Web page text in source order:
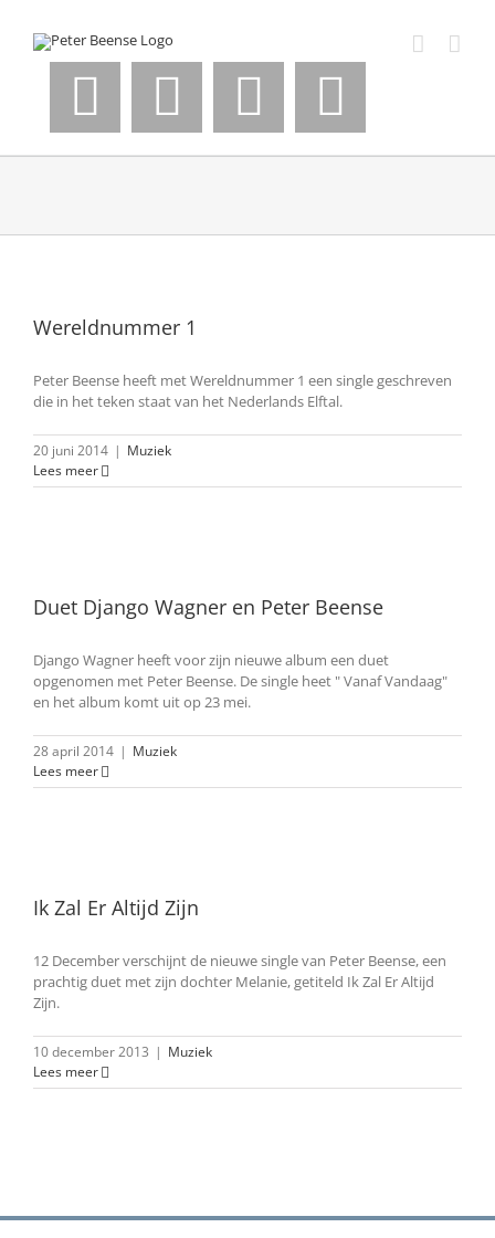
inhoud
Wereldnummer 1
Peter Beense heeft met Wereldnummer 1 een single geschreven
die in het teken staat van het Nederlands Elftal.
20 juni 2014 | Muziek
Lees meer
Duet Django Wagner en Peter Beense
Django Wagner heeft voor zijn nieuwe album een duet
opgenomen met Peter Beense. De single heet " Vanaf Vandaag"
en het album komt uit op 23 mei.
28 april 2014 | Muziek
Lees meer
Ik Zal Er Altijd Zijn
12 December verschijnt de nieuwe single van Peter Beense, een
prachtig duet met zijn dochter Melanie, getiteld Ik Zal Er Altijd
Zijn.
10 december 2013 | Muziek
Lees meer